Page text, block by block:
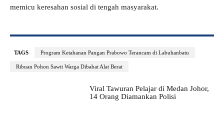
memicu keresahan sosial di tengah masyarakat.
TAGS Program Ketahanan Pangan Prabowo Terancam di Labuhanbatu
Ribuan Pohon Sawit Warga Dibabat Alat Berat
Viral Tawuran Pelajar di Medan Johor,
14 Orang Diamankan Polisi